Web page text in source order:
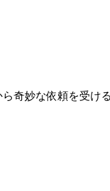
奇妙な依頼を受け